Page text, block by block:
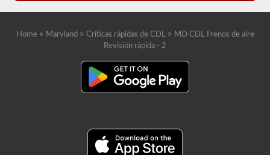
Home » Maryland » Críticas rápidas de CDL » MD CDL Frenos de aire
Revisión rápida - 2